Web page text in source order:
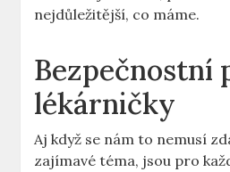
nejdůležitější, co máme.
Bezpečnostní
lékárničky
Aj když se nám to nemusí
zajímavé téma, jsou pro